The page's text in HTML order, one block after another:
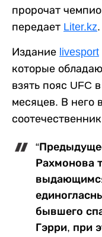
пророчат
передает Liter.kz.
Издание livesport
которые
взять пояс UFC
месяцев. В него
Рахмонова
бывшего
Гэрри, при